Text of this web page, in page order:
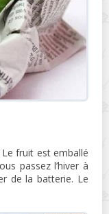
fruit est emballé
passez l’hiver à
de la batterie. Le